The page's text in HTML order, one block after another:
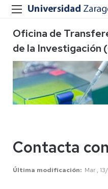
Oficina de
de la Investigación
Contacta
Última modificación Mar ,